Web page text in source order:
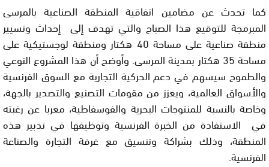
كما تحدث عن مضامين اتفاقية المنطقة الصناعية بالمرسى
المبرمجة للتوقيع هذا الصباح والتي تهدف إلى إحداث وتسيير
منطقة صناعية على مساحة 40 هكتار ومنطقة لوجستيكية على
مساحة 35 هكتار بمدينة المرسى. وأوضح أن هذا المشروع النوعي
والطموح سيسهم في دعم الحركية التجارية مع السوق الفرنسية
والأسواق العالمية، ويعزز من مقومات التصنيع والتصدير بالجهة،
وخاصة بالنسبة للمنتوجات البحرية والفوسفاطية، معربا عن رغبته
في الاستفادة من الخبرة الفرنسية وتوظيفها في تدبير هذه
المنطقة، وذلك بشراكة وتنسيق مع غرفة التجارة والصناعة
الفرنسية.